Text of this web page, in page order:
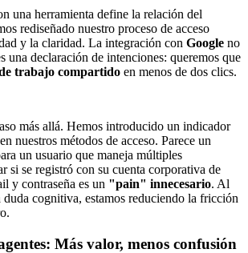
una herramienta define la relación del
rediseñado nuestro proceso de acceso
y la claridad. La integración con Google no
una declaración de intenciones: queremos que
trabajo compartido en menos de dos clics.
más allá. Hemos introducido un indicador
en nuestros métodos de acceso. Parece un
un usuario que maneja múltiples
si se registró con su cuenta corporativa de
y contraseña es un "pain" innecesario. Al
duda cognitiva, estamos reduciendo la fricción
Más valor, menos confusión